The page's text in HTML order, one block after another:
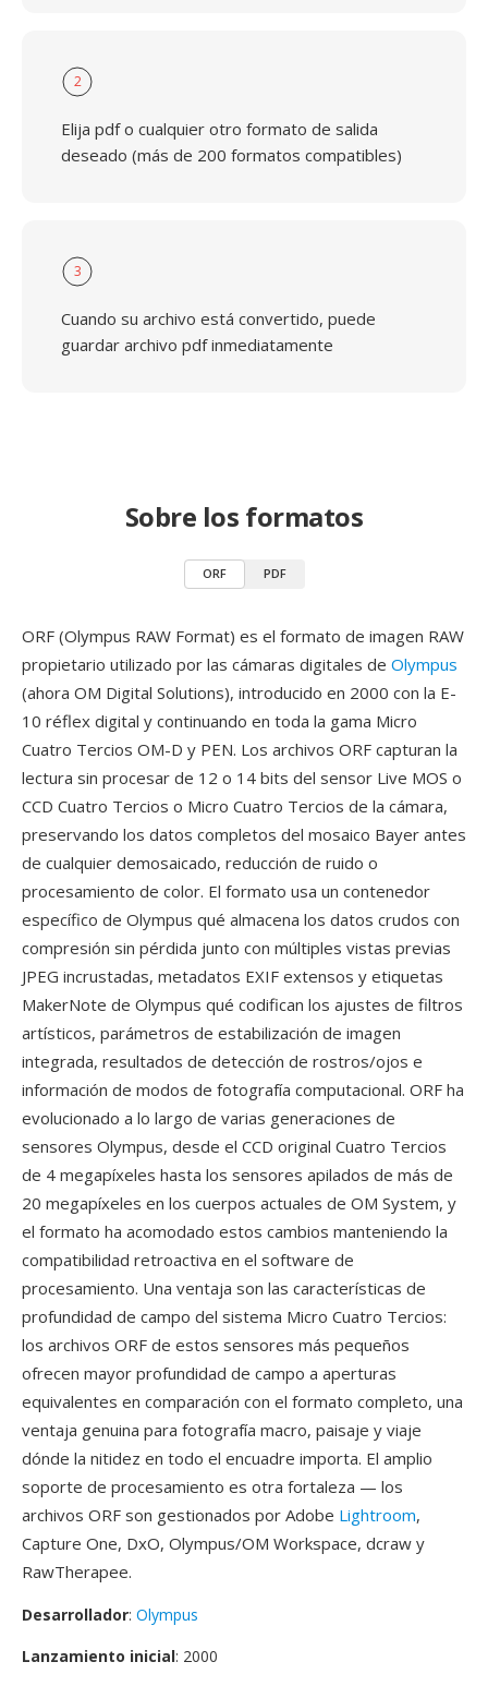
2
Elija pdf o cualquier otro formato de salida
deseado (más de 200 formatos compatibles)
3
Cuando su archivo está convertido, puede
guardar archivo pdf inmediatamente
Sobre los formatos
ORF PDF
ORF (Olympus RAW Format) es el formato de imagen RAW
propietario utilizado por las cámaras digitales de Olympus
(ahora OM Digital Solutions), introducido en 2000 con la E-
10 réflex digital y continuando en toda la gama Micro
Cuatro Tercios OM-D y PEN. Los archivos ORF capturan la
lectura sin procesar de 12 o 14 bits del sensor Live MOS o
CCD Cuatro Tercios o Micro Cuatro Tercios de la cámara,
preservando los datos completos del mosaico Bayer antes
de cualquier demosaicado, reducción de ruido o
procesamiento de color. El formato usa un contenedor
específico de Olympus qué almacena los datos crudos con
compresión sin pérdida junto con múltiples vistas previas
JPEG incrustadas, metadatos EXIF extensos y etiquetas
MakerNote de Olympus qué codifican los ajustes de filtros
artísticos, parámetros de estabilización de imagen
integrada, resultados de detección de rostros/ojos e
información de modos de fotografía computacional. ORF ha
evolucionado a lo largo de varias generaciones de
sensores Olympus, desde el CCD original Cuatro Tercios
de 4 megapíxeles hasta los sensores apilados de más de
20 megapíxeles en los cuerpos actuales de OM System, y
el formato ha acomodado estos cambios manteniendo la
compatibilidad retroactiva en el software de
procesamiento. Una ventaja son las características de
profundidad de campo del sistema Micro Cuatro Tercios:
los archivos ORF de estos sensores más pequeños
ofrecen mayor profundidad de campo a aperturas
equivalentes en comparación con el formato completo, una
ventaja genuina para fotografía macro, paisaje y viaje
dónde la nitidez en todo el encuadre importa. El amplio
soporte de procesamiento es otra fortaleza — los
archivos ORF son gestionados por Adobe Lightroom,
Capture One, DxO, Olympus/OM Workspace, dcraw y
RawTherapee.
Desarrollador: Olympus
Lanzamiento inicial: 2000